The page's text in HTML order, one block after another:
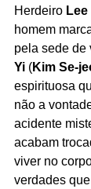
Herdeiro
homem
pela sede de
Yi (Kim Se-
espirituosa
não a
acidente
acabam
viver no
verdades